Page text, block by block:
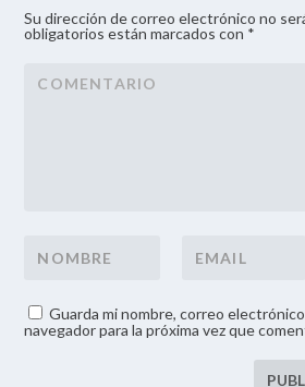
Su dirección de correo electrónico no
obligatorios están marcados con *
Guarda mi nombre, correo
navegador para la próxima vez que